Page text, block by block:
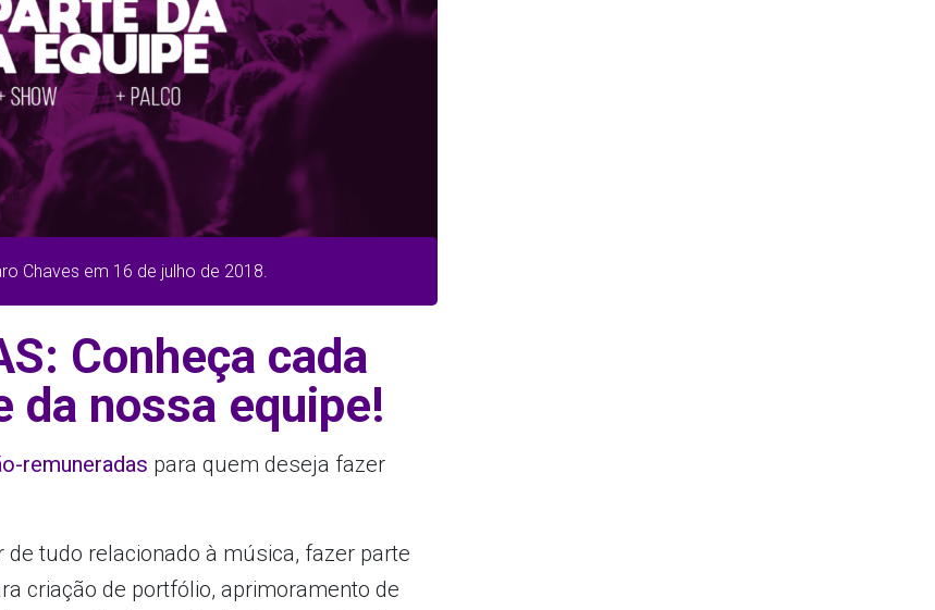
Chaves em 16 de julho de 2018.
Conheça cada
da nossa equipe!
remuneradas para quem deseja fazer
tudo relacionado à música, fazer parte
criação de portfólio, aprimoramento de